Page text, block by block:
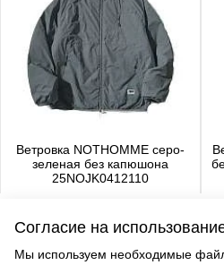
Ветровка NOTHOMME серо-
зеленая без капюшона
25NOJK0412110
Согласие на
Мы используем необходимые